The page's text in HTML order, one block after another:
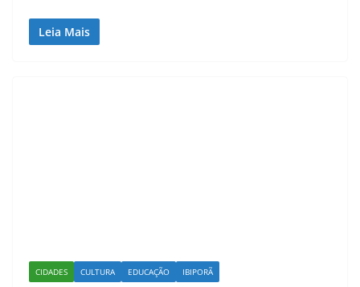
Leia Mais
CIDADES CULTURA EDUCAÇÃO IBIPORÃ